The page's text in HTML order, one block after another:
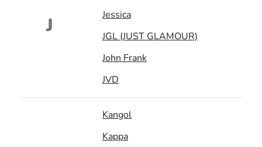
J
Jessica
JGL (JUST GLAMOUR)
John Frank
JVD
Kangol
Kappa